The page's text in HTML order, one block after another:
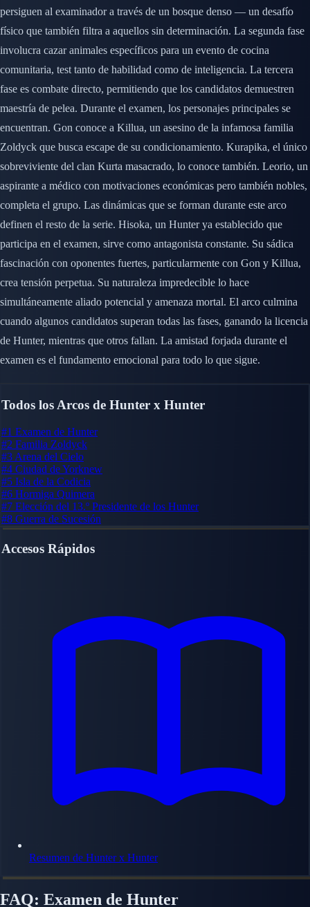
persiguen al examinador a través de un bosque denso — un desafío
físico que también filtra a aquellos sin determinación. La segunda fase
involucra cazar animales específicos para un evento de cocina
comunitaria, test tanto de habilidad como de inteligencia. La tercera
fase es combate directo, permitiendo que los candidatos demuestren
maestría de pelea. Durante el examen, los personajes principales se
encuentran. Gon conoce a Killua, un asesino de la infamosa familia
Zoldyck que busca escape de su condicionamiento. Kurapika, el único
sobreviviente del clan Kurta masacrado, lo conoce también. Leorio, un
aspirante a médico con motivaciones económicas pero también nobles,
completa el grupo. Las dinámicas que se forman durante este arco
definen el resto de la serie. Hisoka, un Hunter ya establecido que
participa en el examen, sirve como antagonista constante. Su sádica
fascinación con oponentes fuertes, particularmente con Gon y Killua,
crea tensión perpetua. Su naturaleza impredecible lo hace
simultáneamente aliado potencial y amenaza mortal. El arco culmina
cuando algunos candidatos superan todas las fases, ganando la licencia
de Hunter, mientras que otros fallan. La amistad forjada durante el
examen es el fundamento emocional para todo lo que sigue.
Todos los Arcos de Hunter x Hunter
#1 Examen de Hunter
#2 Familia Zoldyck
#3 Arena del Cielo
#4 Ciudad de Yorknew
#5 Isla de la Codicia
#6 Hormiga Quimera
#7 Elección del 13.º Presidente de los Hunter
#8 Guerra de Sucesión
Accesos Rápidos
Resumen de Hunter x Hunter
FAQ: Examen de Hunter